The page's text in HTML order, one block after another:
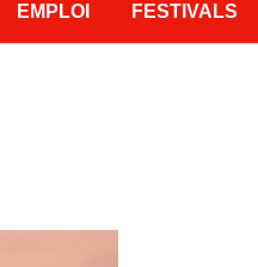
EMPLOI FESTIVALS